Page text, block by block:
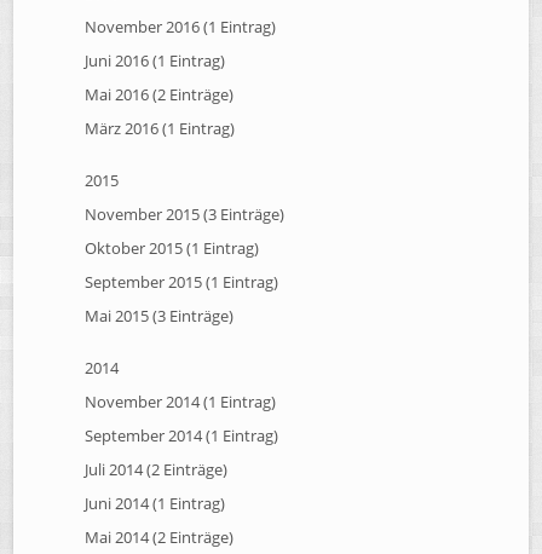
November 2016 (1 Eintrag)
Juni 2016 (1 Eintrag)
Mai 2016 (2 Einträge)
März 2016 (1 Eintrag)
2015
November 2015 (3 Einträge)
Oktober 2015 (1 Eintrag)
September 2015 (1 Eintrag)
Mai 2015 (3 Einträge)
2014
November 2014 (1 Eintrag)
September 2014 (1 Eintrag)
Juli 2014 (2 Einträge)
Juni 2014 (1 Eintrag)
Mai 2014 (2 Einträge)